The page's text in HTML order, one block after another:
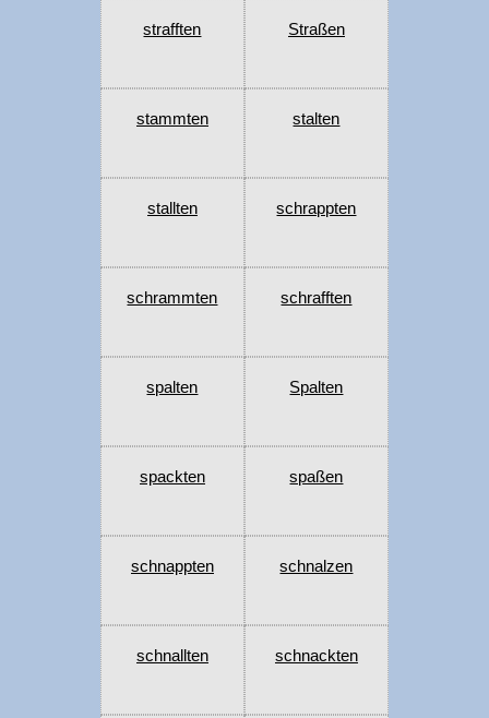
strafften Straßen
stammten stalten
stallten schrappten
schrammten schrafften
spalten Spalten
spackten spaßen
schnappten schnalzen
schnallten schnackten